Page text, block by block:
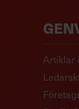
Artiklar